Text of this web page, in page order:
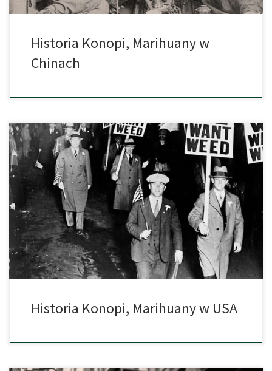
Historia Konopi, Marihuany w
Chinach
Kryzys Migracyjny Kolebką Marihuany w Stanach Zjednoczonych
Historia marihuany w USA sięga do początku XX wieku i jest ściśle
powiązana z kryzysem migracyjnym, wywołanym przez
niestabilną sytuację polityczną w Meksyku. To właśnie Meksykanie,
którzy po rewolucji w 1910 roku, zaczęli masowo emigrować do
Stanów Zjednoczonych rozpowszechnili, popularną w ich kulturze
[…]
Historia Konopi, Marihuany w USA